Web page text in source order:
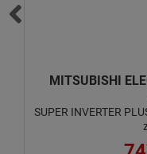
MITSUBISHI
KIRIGAMINE